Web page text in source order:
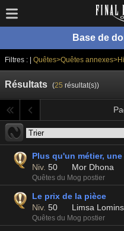
Base de
Filtres : | Quêtes>Quêtes
Résultats (25 résultat(s))
Plus qu'un métier,
Niv. 50 Mor Dhona
Quêtes du Mog postier
Le prix de la pièce
Niv. 50 Limsa
Quêtes du Mog postier